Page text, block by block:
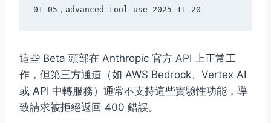
這些 Beta 頭部在 Anthropic 官方 API 上正常工
作，但第三方通道（如 AWS Bedrock、Vertex AI
或 API 中轉服務）通常不支持這些實驗性功能，導
致請求被拒絕返回 400 錯誤。